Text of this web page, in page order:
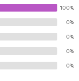
100%
0%
0%
0%
0%